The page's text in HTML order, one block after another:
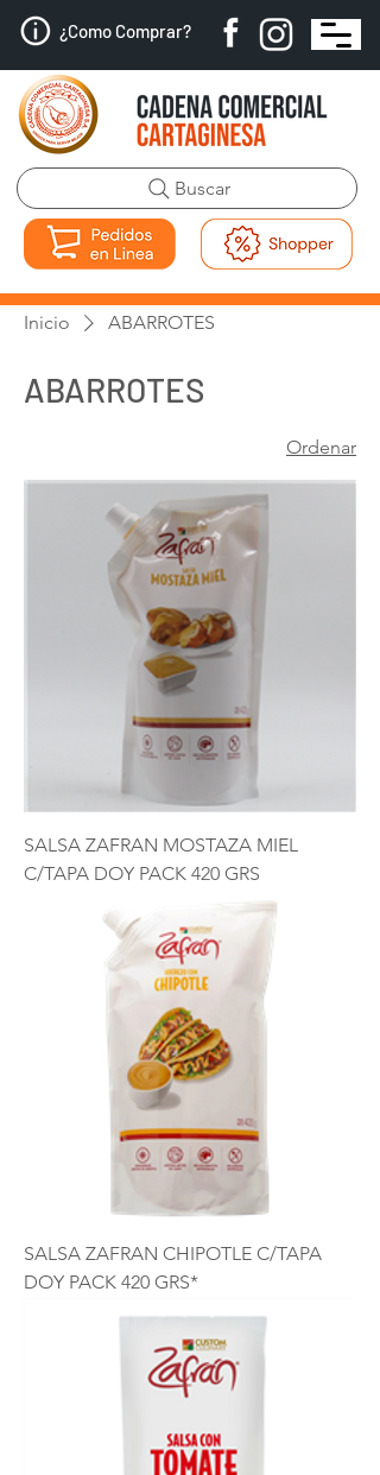
¿Como Comprar?
Buscar
Inicio ABARROTES
ABARROTES
Ordenar
SALSA ZAFRAN MOSTAZA MIEL
C/TAPA DOY PACK 420 GRS
SALSA ZAFRAN CHIPOTLE C/TAPA
DOY PACK 420 GRS*